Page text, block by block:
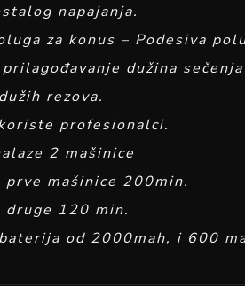
napajanja.
za konus – Podesiva
prilagođavanje dužina
rezova.
profesionalci.
2 mašinice
prve mašinice 200min.
druge 120 min.
od 2000mah, i 600